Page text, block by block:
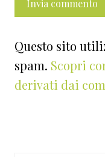
Questo sito
spam. Scopri
derivati dai